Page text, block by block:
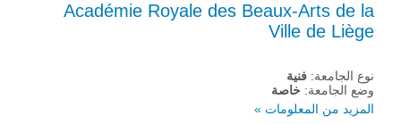
Académie Royale des Beaux-Arts de la
Ville de Liège
نوع الجامعة: فنية
وضع الجامعة: خاصة
المزيد من المعلومات »